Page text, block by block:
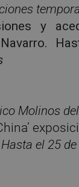
y
Molinos
Hasta el 25